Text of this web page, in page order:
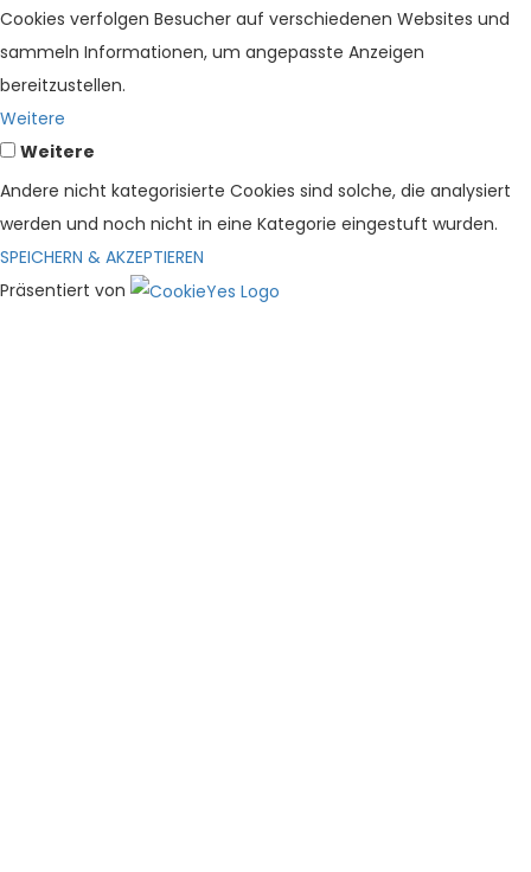
Cookies verfolgen Besucher auf verschiedenen Websites und
sammeln Informationen, um angepasste Anzeigen
bereitzustellen.
Weitere
Weitere
Andere nicht kategorisierte Cookies sind solche, die analysiert
werden und noch nicht in eine Kategorie eingestuft wurden.
SPEICHERN & AKZEPTIEREN
Präsentiert von